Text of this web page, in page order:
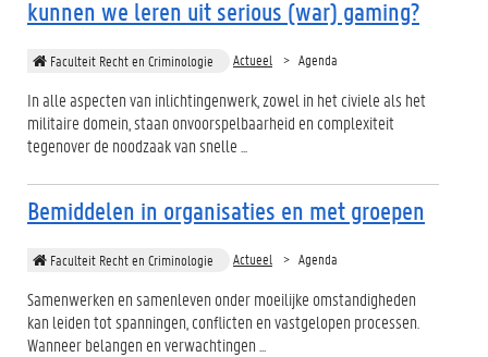
kunnen we leren uit serious (war) gaming?
Faculteit Recht en Criminologie Actueel Agenda
In alle aspecten van inlichtingenwerk, zowel in het civiele als het
militaire domein, staan onvoorspelbaarheid en complexiteit
tegenover de noodzaak van snelle ...
Bemiddelen in organisaties en met groepen
Faculteit Recht en Criminologie Actueel Agenda
Samenwerken en samenleven onder moeilijke omstandigheden
kan leiden tot spanningen, conflicten en vastgelopen processen.
Wanneer belangen en verwachtingen ...